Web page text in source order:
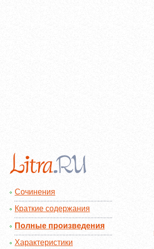
Сочинения
Краткие содержания
Полные произведения
Характеристики